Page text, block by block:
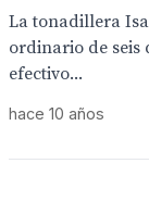
La tonadillera
ordinario de seis
efectivo...
hace 10 años